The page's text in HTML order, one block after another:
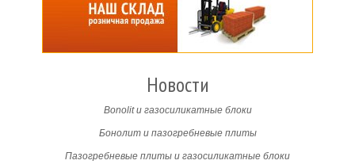
Новости
Bonolit и газосиликатные блоки
Бонолит и пазогребневые плиты
Пазогребневые плиты и газосиликатные блоки